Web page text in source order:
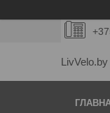
LivVelo.by